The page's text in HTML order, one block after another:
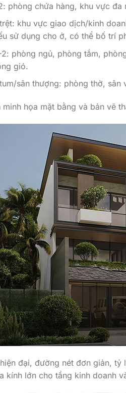
phòng chứa hàng, khu vực
khu vực giao dịch/kinh
sử dụng cho ở, có thể bố trí
phòng ngủ, phòng tắm,
gió.
sân thượng: phòng thờ,
minh họa mặt bằng và bản vẽ
đại, đường nét đơn giản,
kính lớn cho tầng kinh doanh